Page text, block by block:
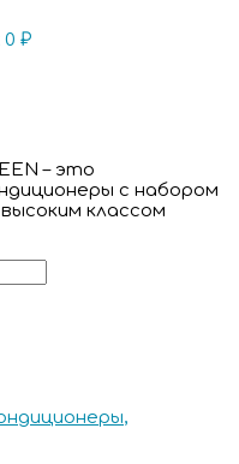
0 ₽
– это
с набором
классом
,